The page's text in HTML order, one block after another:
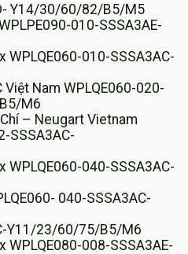
Y14/30/60/82/B5/M5
010-SSSA3AE-
WPLQE060-010-SSSA3AC-
Nam WPLQE060-020-
M6
– Neugart Vietnam
SSSA3AC-
WPLQE060-040-SSSA3AC-
040-SSSA3AC-
Y11/23/60/75/B5/M6
WPLQE080-008-SSSA3AE-